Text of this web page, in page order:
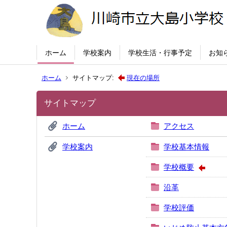
ホーム 学校案内 学校生活・行事予定 お知
ホーム サイトマップ: 現在の場所
サイトマップ
ホーム アクセス
学校案内 学校基本情報
学校概要
沿革
学校評価